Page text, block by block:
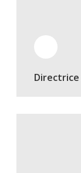
Directrice